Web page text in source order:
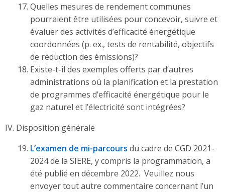
Quelles mesures de rendement communes
pourraient être utilisées pour concevoir, suivre et
évaluer des activités d’efficacité énergétique
coordonnées (p. ex., tests de rentabilité, objectifs
de réduction des émissions)?
Existe-t-il des exemples offerts par d’autres
administrations où la planification et la prestation
de programmes d’efficacité énergétique pour le
gaz naturel et l’électricité sont intégrées?
IV. Disposition générale
L’examen de mi-parcours du cadre de CGD 2021-
2024 de la SIERE, y compris la programmation, a
été publié en décembre 2022. Veuillez nous
envoyer tout autre commentaire concernant l’un